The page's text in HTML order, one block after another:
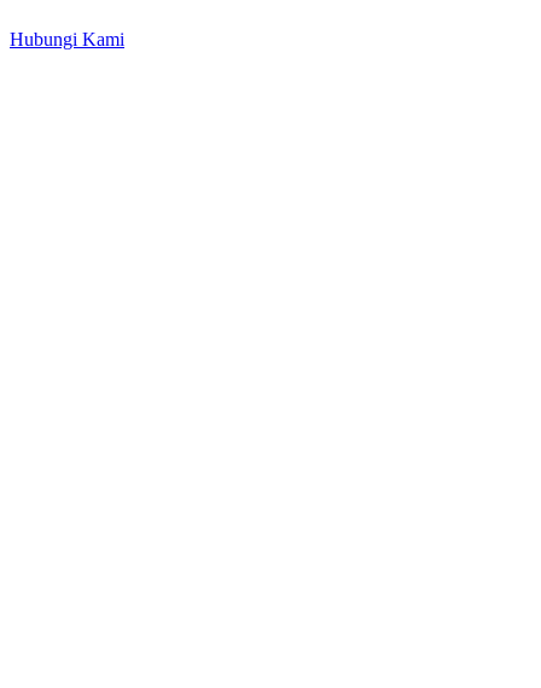
Hubungi Kami